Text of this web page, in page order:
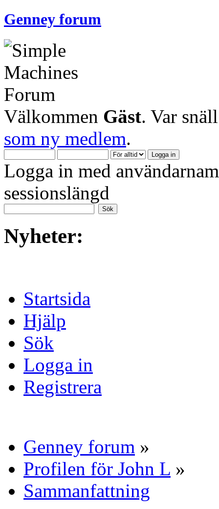
Genney forum
Välkommen Gäst. Var
som ny medlem.
Logga in med
sessionslängd
Nyheter:
Startsida
Hjälp
Sök
Logga in
Registrera
Genney forum »
Profilen för John L »
Sammanfattning